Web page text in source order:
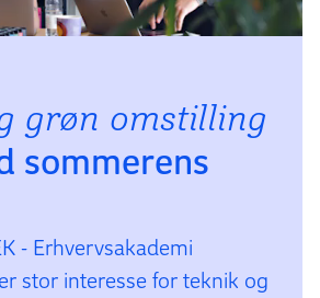
grøn omstilling
sommerens
- Erhvervsakademi
stor interesse for teknik og